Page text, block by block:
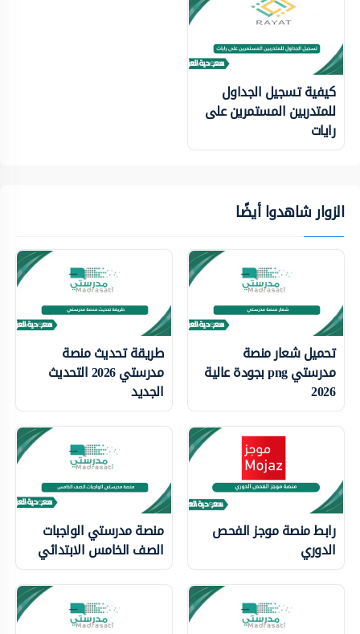
كيفية تسجيل الجداول
للمتدربين المستمرين على
رايات
الزوار شاهدوا أيضًا
تحميل شعار منصة
مدرستي png بجودة عالية
2026
طريقة تحديث منصة
مدرستي 2026 التحديث
الجديد
رابط منصة موجز الفحص
الدوري
منصة مدرستي الواجبات
الصف الخامس الابتدائي